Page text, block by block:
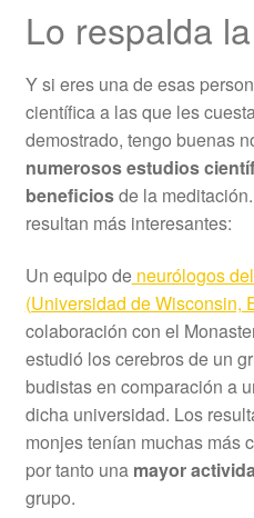
Lo respalda
Y si eres una de esas
científica a las que les
demostrado, tengo buenas
numerosos estudios
beneficiosde la
resultan más interesantes:
Un equipo deneurólogos
(Universidad de Wisconsin,
colaboración con el
estudió los cerebros de un
budistas en comparación a
dicha universidad. Los
monjes tenían muchas más
por tanto una mayor
grupo.